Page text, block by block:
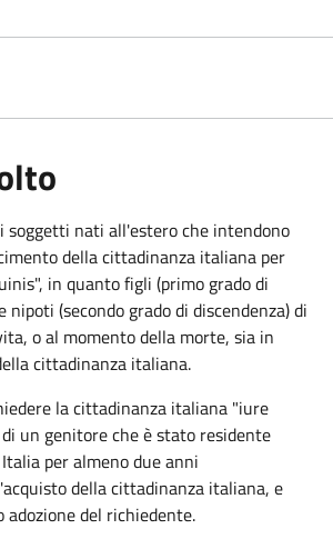
soggetti nati all'estero che intendono
della cittadinanza italiana per
in quanto figli (primo grado di
nipoti (secondo grado di discendenza) di
o al momento della morte, sia in
cittadinanza italiana.
la cittadinanza italiana "iure
un genitore che è stato residente
per almeno due anni
della cittadinanza italiana, e
adozione del richiedente.